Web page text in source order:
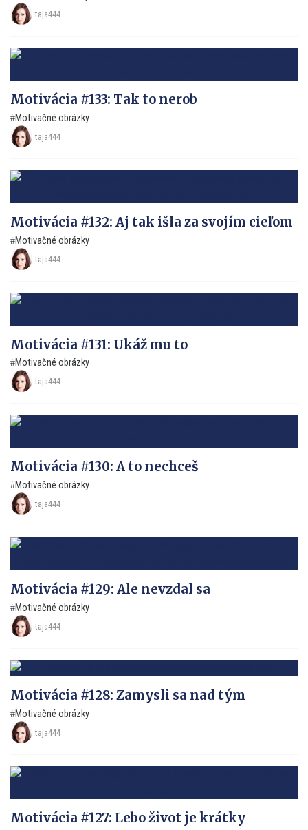
taja444
Motivácia #133: Tak to nerob
Motivačné obrázky
taja444
Motivácia #132: Aj tak išla za svojím cieľom
Motivačné obrázky
taja444
Motivácia #131: Ukáž mu to
Motivačné obrázky
taja444
Motivácia #130: A to nechceš
Motivačné obrázky
taja444
Motivácia #129: Ale nevzdal sa
Motivačné obrázky
taja444
Motivácia #128: Zamysli sa nad tým
Motivačné obrázky
taja444
Motivácia #127: Lebo život je krátky